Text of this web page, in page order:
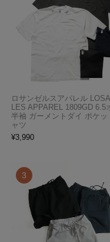
ロサンゼルスアパレル
LES APPAREL 1809GD 6.5
半袖 ガーメントダイ ポケッ
ャツ
¥3,990